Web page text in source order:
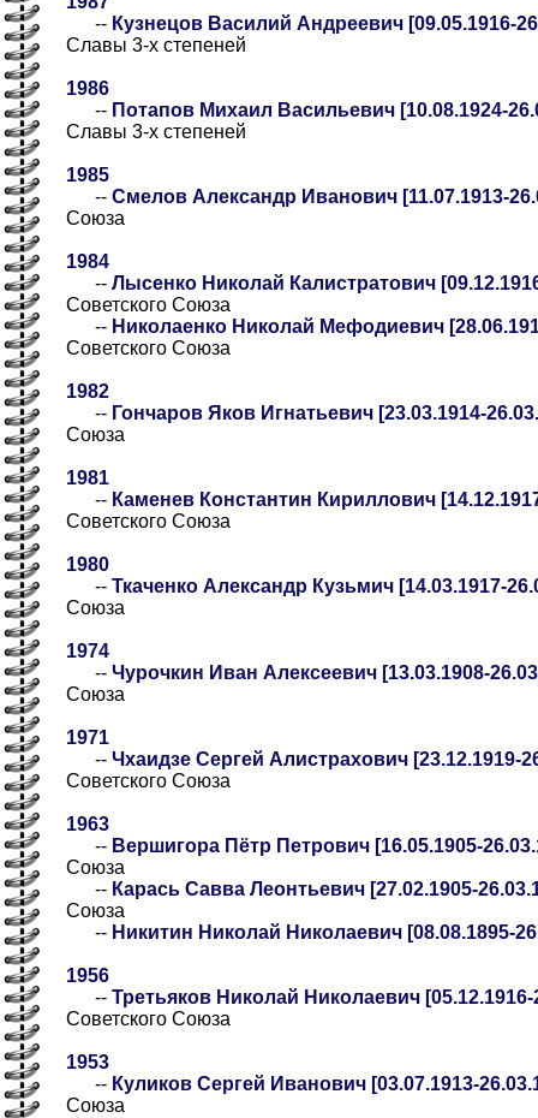
-- Кузнецов Василий Андреевич [09.05.1916-
Славы 3-х степеней
1986
-- Потапов Михаил Васильевич [10.08.1924-
Славы 3-х степеней
1985
-- Смелов Александр Иванович [11.07.1913-
Союза
1984
-- Лысенко Николай Калистратович
Советского Союза
-- Николаенко Николай Мефодиевич
Советского Союза
1982
-- Гончаров Яков Игнатьевич [23.03.1914-
Союза
1981
-- Каменев Константин Кириллович
Советского Союза
1980
-- Ткаченко Александр Кузьмич [14.03.1917-
Союза
1974
-- Чурочкин Иван Алексеевич [13.03.1908-
Союза
1971
-- Чхаидзе Сергей Алистрахович [23.12.1919-
Советского Союза
1963
-- Вершигора Пётр Петрович [16.05.1905-
Союза
-- Карась Савва Леонтьевич [27.02.1905-
Союза
-- Никитин Николай Николаевич [08.08.1895-
1956
-- Третьяков Николай Николаевич [05.12.1916-
Советского Союза
1953
-- Куликов Сергей Иванович [03.07.1913-
Союза